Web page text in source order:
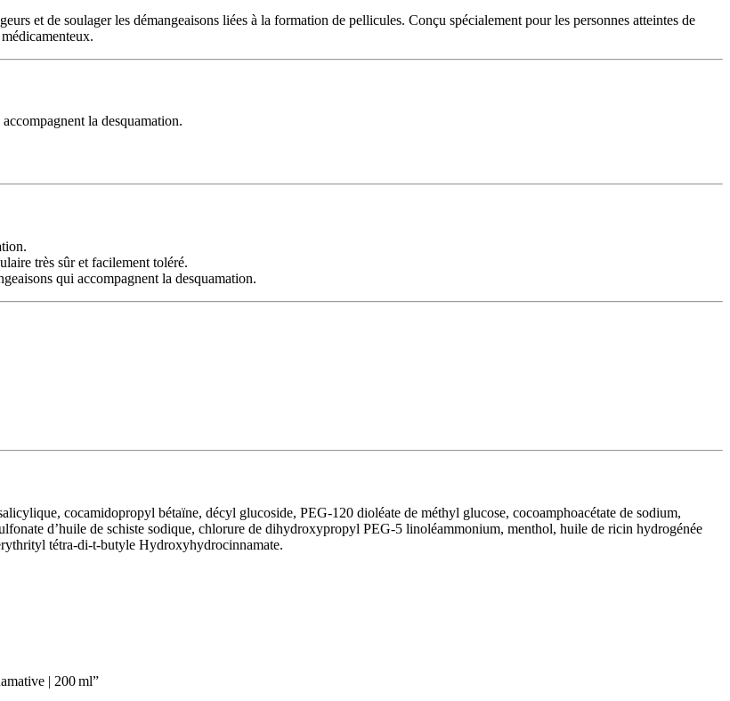
et de soulager les démangeaisons liées à la formation de pellicules. Conçu spécialement pour les personnes atteintes de
la desquamation.
très sûr et facilement toléré.
qui accompagnent la desquamation.
cocamidopropyl bétaïne, décyl glucoside, PEG-120 dioléate de méthyl glucose, cocoamphoacétate de sodium,
d’huile de schiste sodique, chlorure de dihydroxypropyl PEG-5 linoléammonium, menthol, huile de ricin hydrogénée
tétra-di-t-butyle Hydroxyhydrocinnamate.
| 200 ml”